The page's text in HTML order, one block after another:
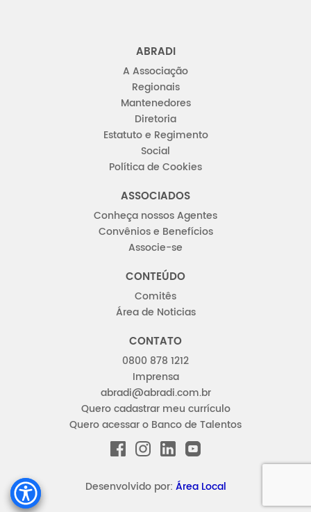
ABRADI
A Associação
Regionais
Mantenedores
Diretoria
Estatuto e Regimento
Social
Política de Cookies
ASSOCIADOS
Conheça nossos Agentes
Convênios e Benefícios
Associe-se
CONTEÚDO
Comitês
Área de Noticias
CONTATO
0800 878 1212
Imprensa
abradi@abradi.com.br
Quero cadastrar meu currículo
Quero acessar o Banco de Talentos
FACEBOOK
INSTAGRAM
LINKEDINYOUTUBE
Desenvolvido por: Área Local